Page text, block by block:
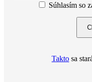
Súhlasím so
Takto sa